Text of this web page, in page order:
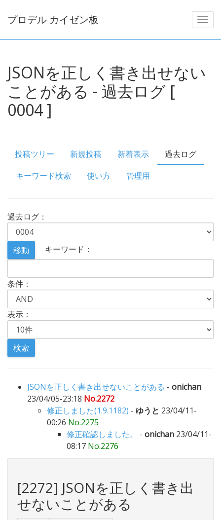
プロデル カイゼン板
JSONを正しく書き出せない
ことがある - 過去ログ [
0004 ]
投稿ツリー 新規投稿 新着表示
過去ログ
キーワード検索
使い方 管理用
過去ログ：
キーワード：
条件：
表示：
JSONを正しく書き出せないことがある - onichan
23/04/05-23:18 No.2272
修正しました(1.9.1182) - ゆうと 23/04/11-
00:26 No.2275
修正確認しました。
- onichan 23/04/11-
08:17 No.2276
[2272] JSONを正しく書き出
せないことがある